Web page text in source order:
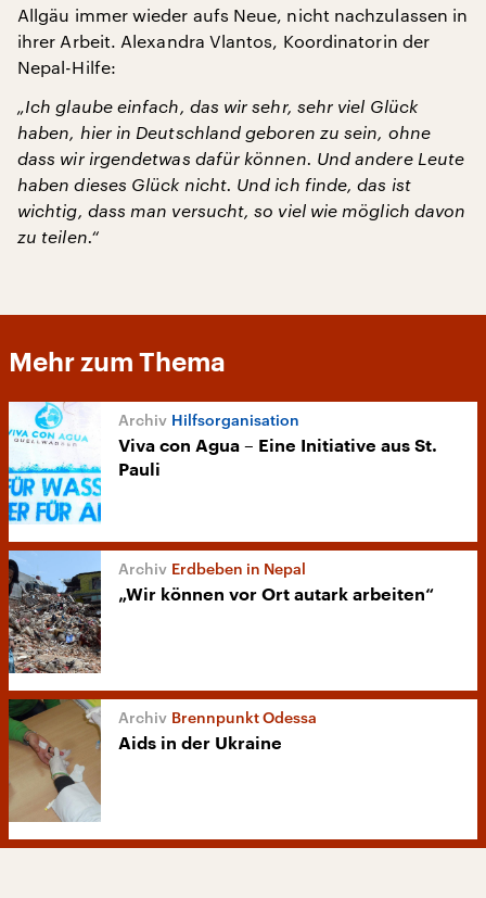
Allgäu immer wieder aufs Neue, nicht nachzulassen in
ihrer Arbeit. Alexandra Vlantos, Koordinatorin der
Nepal-Hilfe:
„Ich glaube einfach, das wir sehr, sehr viel Glück
haben, hier in Deutschland geboren zu sein, ohne
dass wir irgendetwas dafür können. Und andere Leute
haben dieses Glück nicht. Und ich finde, das ist
wichtig, dass man versucht, so viel wie möglich davon
zu teilen.“
Mehr zum Thema
Hilfsorganisation
Viva con Agua – Eine Initiative aus St.
Pauli
Erdbeben in Nepal
„Wir können vor Ort autark arbeiten“
Brennpunkt Odessa
Aids in der Ukraine